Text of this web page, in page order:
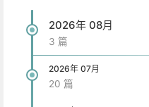
2026年 08月
3 篇
2026年 07月
20 篇